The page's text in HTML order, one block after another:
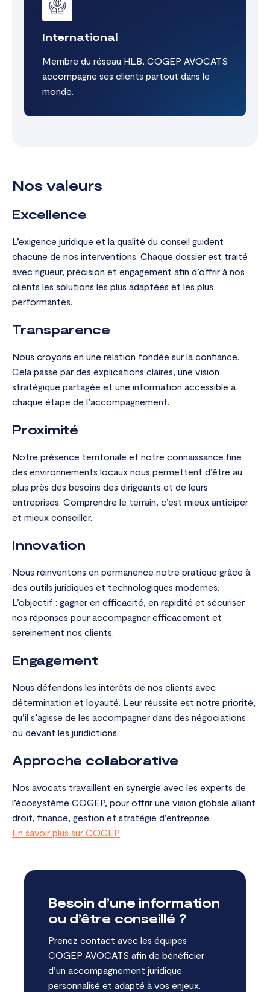
International
Membre du réseau HLB, COGEP AVOCATS
accompagne ses clients partout dans le
monde.
Nos valeurs
Excellence
L’exigence juridique et la qualité du conseil guident
chacune de nos interventions. Chaque dossier est traité
avec rigueur, précision et engagement afin d’offrir à nos
clients les solutions les plus adaptées et les plus
performantes.
Transparence
Nous croyons en une relation fondée sur la confiance.
Cela passe par des explications claires, une vision
stratégique partagée et une information accessible à
chaque étape de l’accompagnement.
Proximité
Notre présence territoriale et notre connaissance fine
des environnements locaux nous permettent d’être au
plus près des besoins des dirigeants et de leurs
entreprises. Comprendre le terrain, c’est mieux anticiper
et mieux conseiller.
Innovation
Nous réinventons en permanence notre pratique grâce à
des outils juridiques et technologiques modernes.
L’objectif : gagner en efficacité, en rapidité et sécuriser
nos réponses pour accompagner efficacement et
sereinement nos clients.
Engagement
Nous défendons les intérêts de nos clients avec
détermination et loyauté. Leur réussite est notre priorité,
qu’il s’agisse de les accompagner dans des négociations
ou devant les juridictions.
Approche collaborative
Nos avocats travaillent en synergie avec les experts de
l’écosystème COGEP, pour offrir une vision globale alliant
droit, finance, gestion et stratégie d’entreprise.
En savoir plus sur COGEP
Besoin d’une information
ou d’être conseillé ?
Prenez contact avec les équipes
COGEP AVOCATS afin de bénéficier
d’un accompagnement juridique
personnalisé et adapté à vos enjeux.